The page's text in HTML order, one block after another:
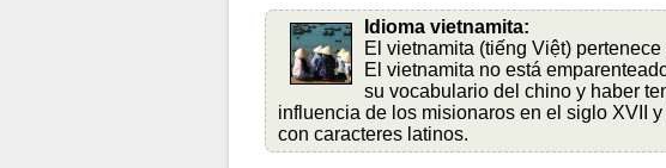
Idioma vietnamita:
El vietnamita (tiếng Việt)
El vietnamita no está
su vocabulario del chino y haber
influencia de los misionaros en el siglo XVII
con caracteres latinos.